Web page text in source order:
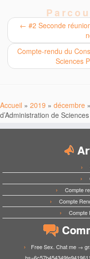
← #2 Seconde
Compte-rendu du
Sciences
Accueil » 2019 » décembre »
d’Administration de
Compte
Compte
Compte
Free Sex. Chat me →